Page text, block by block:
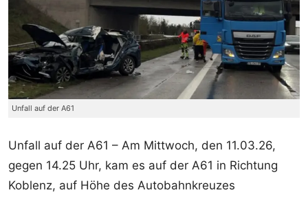
Unfall auf der A61
Unfall auf der A61 – Am Mittwoch, den 11.03.26,
gegen 14.25 Uhr, kam es auf der A61 in Richtung
Koblenz, auf Höhe des Autobahnkreuzes